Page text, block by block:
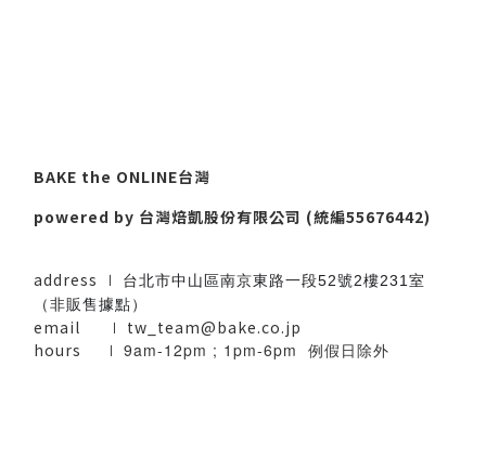
BAKE the ONLINE台灣
powered by 台灣焙凱股份有限公司 (統編55676442)
address ∣
台北市中山區南京東路一段52號2樓231室
（非販售據點）
email ∣ tw_team@bake.co.jp
hours ∣ 9am-12pm ; 1pm-6pm 例假日除外